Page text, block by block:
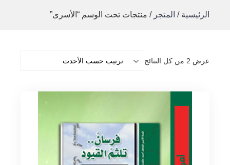
الرئيسية / المتجر / منتجات تحت الوسم “الأسرى”
عرض ⁦2⁩ من كل النتائج
تم
الأحدث